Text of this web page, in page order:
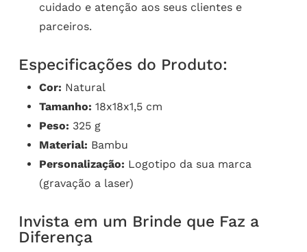
cuidado e atenção aos seus clientes e
parceiros.
Especificações do Produto:
Cor: Natural
Tamanho: 18x18x1,5 cm
Peso: 325 g
Material: Bambu
Personalização: Logotipo da sua marca
(gravação a laser)
Invista em um Brinde que Faz a
Diferença